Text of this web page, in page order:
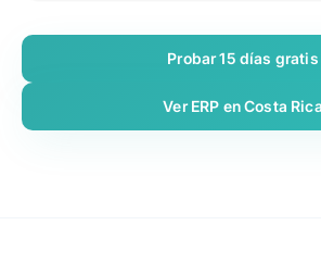
Probar 15 días gratis
Ver ERP en Costa Rica